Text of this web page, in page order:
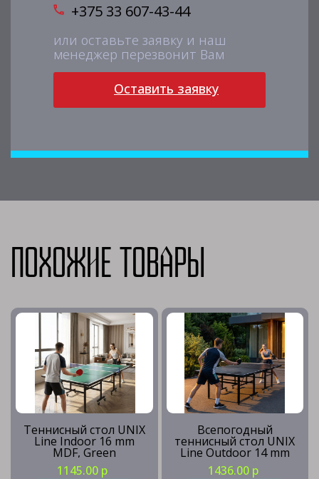
+375 33 607-43-44
или оставьте заявку и наш
менеджер перезвонит Вам
Оставить заявку
Похожие товары
Теннисный стол UNIX
Line Indoor 16 mm
MDF, Green
1145.00 р
Всепогодный
теннисный стол UNIX
Line Outdoor 14 mm
SMC, Grey
1436.00 р